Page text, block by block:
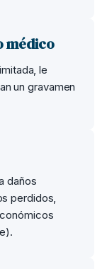
médico
le
un gravamen
daños
perdidos,